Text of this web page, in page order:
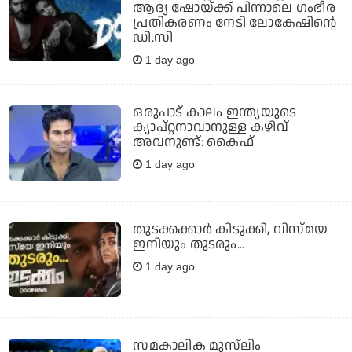
ആദ്യ ഷോയ്ക്ക് പിന്നാലെ ഗംഭീര
പ്രതികരണം നേടി ലോകേഷിന്റെ
ഡി.സി
1 day ago
ഒരുപാട് കാലം ഇന്ത്യയുടെ
ക്യാപ്റ്റനാവാനുള്ള കഴിവ്
അവനുണ്ട്: കൈഫ്
1 day ago
തുടക്കക്കാര്‍ കിടുക്കി, വിസ്മയ
ഇനിയും തുടരും...
1 day ago
സമകാലിക മുസ്‌ലിം